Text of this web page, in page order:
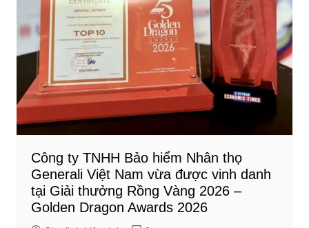
Công ty TNHH Bảo hiểm Nhân thọ
Generali Việt Nam vừa được vinh danh
tại Giải thưởng Rồng Vàng 2026 –
Golden Dragon Awards 2026